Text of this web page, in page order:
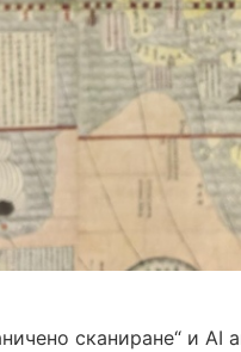
сканиране“ и